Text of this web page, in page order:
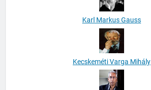
Karl Markus Gauss
Kecskeméti Varga Mihály